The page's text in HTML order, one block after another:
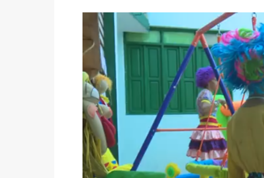
Ofrece
Teatro
Andante
diversos
talleres
de
Verano